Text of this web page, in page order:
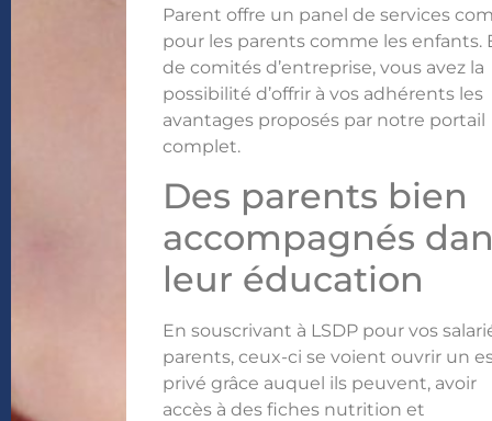
Parent offre un panel de services
pour les parents comme les enfants.
de comités d’entreprise, vous avez la
possibilité d’offrir à vos adhérents les
avantages proposés par notre portail
complet.
Des parents bien
accompagnés
leur éducation
En souscrivant à LSDP pour vos
parents, ceux-ci se voient ouvrir un
privé grâce auquel ils peuvent, avoir
accès à des fiches nutrition et